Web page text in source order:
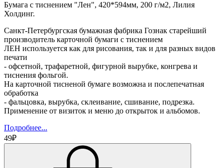
Бумага с тиснением "Лен", 420*594мм, 200 г/м2, Лилия
Холдинг.
Санкт-Петербургская бумажная фабрика Гознак старейший
производитель карточной бумаги с тиснением
ЛЕН используется как для рисования, так и для разных видов
печати
- офсетной, трафаретной, фигурной вырубке, конгрева и
тиснения фольгой.
На карточной тисненой бумаге возможна и послепечатная
обработка
- фальцовка, вырубка, склеивание, сшивание, подрезка.
Применение от визиток и меню до открыток и альбомов.
Подробнее...
49₽